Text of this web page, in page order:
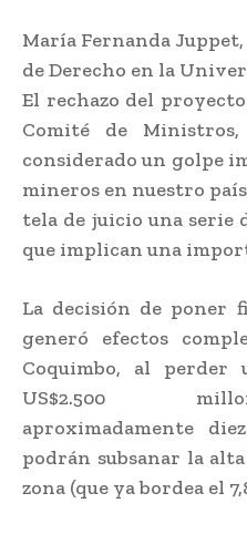
María Fernanda
de Derecho en la
El rechazo del
Comité de
considerado un golpe
mineros en nuestro
tela de juicio una serie
que implican una
La decisión de poner
generó efectos
Coquimbo, al
US$2.500
aproximadamente
podrán subsanar la
zona (que ya bordea el